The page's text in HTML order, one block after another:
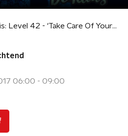
De Kluis: Level 42 - 'Take Care Of Yourself'
06:00 - 09:00